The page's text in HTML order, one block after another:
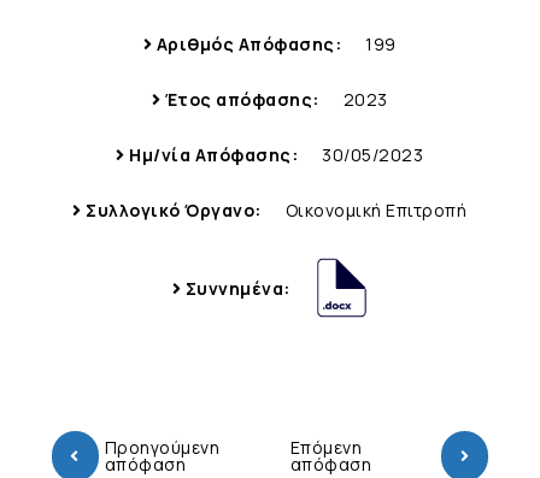
Αριθμός Απόφασης: 199
Έτος απόφασης: 2023
Ημ/νία Απόφασης: 30/05/2023
Συλλογικό Όργανο: Οικονομική Επιτροπή
Συννημένα:
Προηγούμενη
απόφαση
Επόμενη
απόφαση